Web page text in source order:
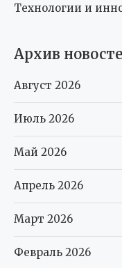
Технологии и
Архив
Август 2026
Июль 2026
Май 2026
Апрель 2026
Март 2026
Февраль 2026